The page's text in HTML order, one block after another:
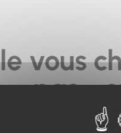
vous
pas...
recherche en haut